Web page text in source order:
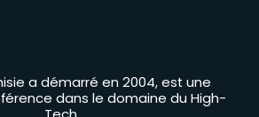
a démarré en 2004, est une
dans le domaine du High-